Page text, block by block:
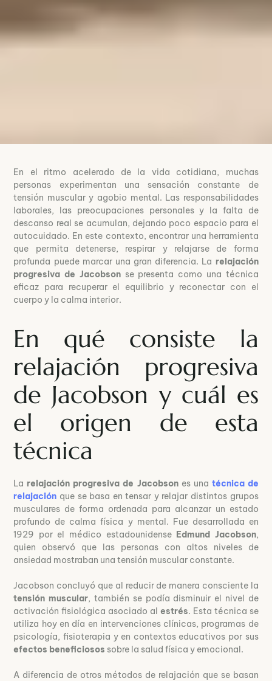
En el ritmo acelerado de la vida cotidiana, muchas
personas experimentan una sensación constante de
tensión muscular y agobio mental. Las responsabilidades
laborales, las preocupaciones personales y la falta de
descanso real se acumulan, dejando poco espacio para el
autocuidado. En este contexto, encontrar una herramienta
que permita detenerse, respirar y relajarse de forma
profunda puede marcar una gran diferencia. La relajación
progresiva de Jacobson se presenta como una técnica
eficaz para recuperar el equilibrio y reconectar con el
cuerpo y la calma interior.
En qué consiste la
relajación progresiva
de Jacobson y cuál es
el origen de esta
técnica
Larelajación progresiva de Jacobsones una técnica de
relajación que se basa en tensar y relajar distintos grupos
musculares de forma ordenada para alcanzar un estado
profundo de calma física y mental. Fue desarrollada en
1929 por el médico estadounidense Edmund Jacobson,
quien observó que las personas con altos niveles de
ansiedad mostraban una tensión muscular constante.
Jacobson concluyó que al reducir de manera consciente la
tensión muscular, también se podía disminuir el nivel de
activación fisiológica asociado al estrés. Esta técnica se
utiliza hoy en día en intervenciones clínicas, programas de
psicología, fisioterapia y en contextos educativos por sus
efectos beneficiosos sobre la salud física y emocional.
A diferencia de otros métodos de relajación que se basan